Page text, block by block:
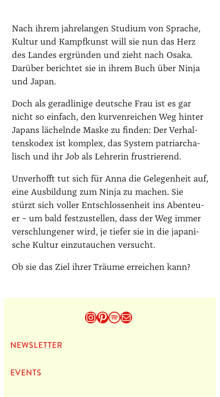
Nach ihrem jah­re­lan­gen Stu­di­um von Spra­che,
Kul­tur und Kampf­kunst will sie nun das Herz
des Lan­des ergrün­den und zieht nach Osa­ka.
Dar­über berich­tet sie in ihrem Buch über Nin­ja
und Japan.
Doch als gerad­li­ni­ge deut­sche Frau ist es gar
nicht so ein­fach, den kur­ven­rei­chen Weg hin­ter
Japans lächeln­de Mas­ke zu fin­den: Der Ver­hal­
tens­ko­dex ist kom­plex, das Sys­tem patri­ar­cha­
lisch und ihr Job als Leh­re­rin frus­trie­rend.
Unver­hofft tut sich für Anna die Gele­gen­heit auf,
eine Aus­bil­dung zum Nin­ja zu machen. Sie
stürzt sich vol­ler Ent­schlos­sen­heit ins Aben­teu­
er – um bald fest­zu­stel­len, dass der Weg immer
ver­schlun­ge­ner wird, je tie­fer sie in die japa­ni­
sche Kul­tur ein­zu­tau­chen ver­sucht.
Ob sie das Ziel ihrer Träu­me errei­chen kann?
Instagram
Pinterest
Spotify
E-Mail
NEWS­LET­TER
EVENTS